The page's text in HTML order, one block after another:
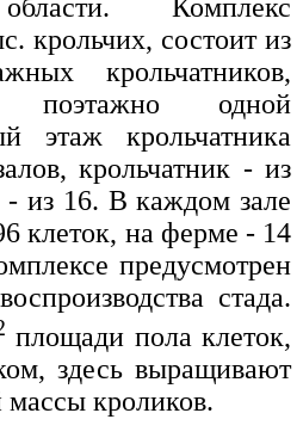
Комплекс
крольчих, состоит из
крольчатников,
поэтажно одной
этаж крольчатника
крольчатник - из
- из 16. В каждом зале
клеток, на ферме - 14
предусмотрен
стада.
площади пола клеток,
здесь выращивают
кроликов.